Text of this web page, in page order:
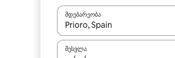
მდებარეობა
როცა შედეგები ხელმისაწვდომი
შესვლა